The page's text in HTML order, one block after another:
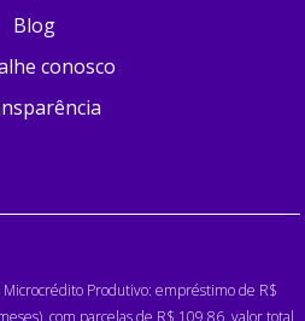
Blog
conosco
Produtivo: empréstimo de R$
com parcelas de R$ 109,86, valor total